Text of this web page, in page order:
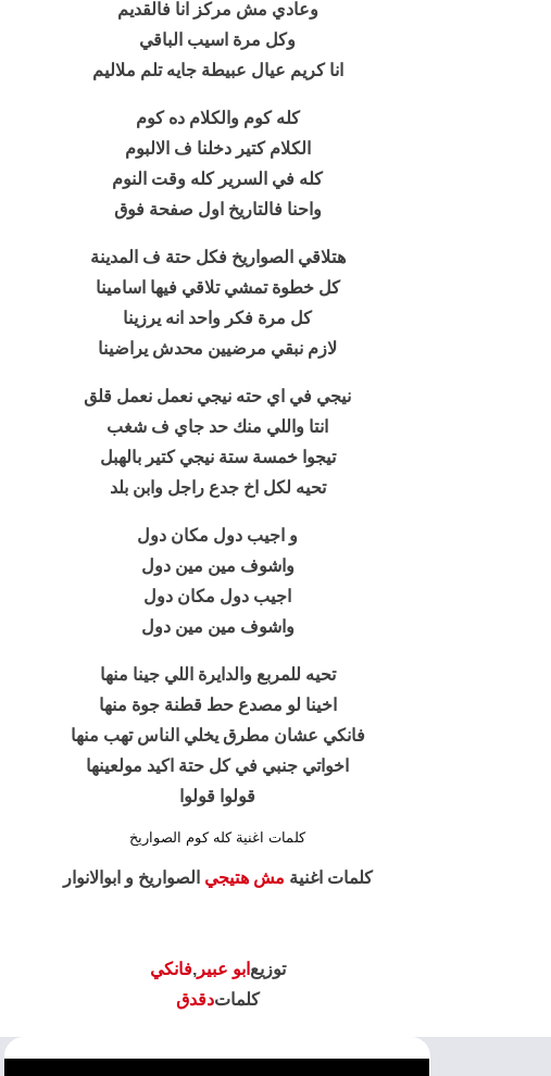
وعادي مش مركز انا فالقديم
وكل مرة اسيب الباقي
انا كريم عيال عبيطة جايه تلم ملاليم
كله كوم والكلام ده كوم
الكلام كتير دخلنا ف الالبوم
كله في السرير كله وقت النوم
واحنا فالتاريخ اول صفحة فوق
هتلاقي الصواريخ فكل حتة ف المدينة
كل خطوة تمشي تلاقي فيها اسامينا
كل مرة فكر واحد انه يرزينا
لازم نبقي مرضيين محدش يراضينا
نيجي في اي حته نيجي نعمل نعمل قلق
انتا واللي منك حد جاي ف شغب
تيجوا خمسة ستة نيجي كتير بالهبل
تحيه لكل اخ جدع راجل وابن بلد
و اجيب دول مكان دول
واشوف مين مين دول
اجيب دول مكان دول
واشوف مين مين دول
تحيه للمربع والدايرة اللي جينا منها
اخينا لو مصدع حط قطنة جوة منها
فانكي عشان مطرق يخلي الناس تهب منها
اخواتي جنبي في كل حتة اكيد مولعينها
قولوا قولوا
كلمات اغنية كله كوم الصواريخ
كلمات اغنية مش هتيجي الصواريخ و ابوالانوار
توزيع ابو عبير,فانكي
كلماتدقدق